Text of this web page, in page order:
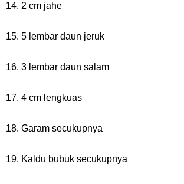
14. 2 cm jahe
15. 5 lembar daun jeruk
16. 3 lembar daun salam
17. 4 cm lengkuas
18. Garam secukupnya
19. Kaldu bubuk secukupnya